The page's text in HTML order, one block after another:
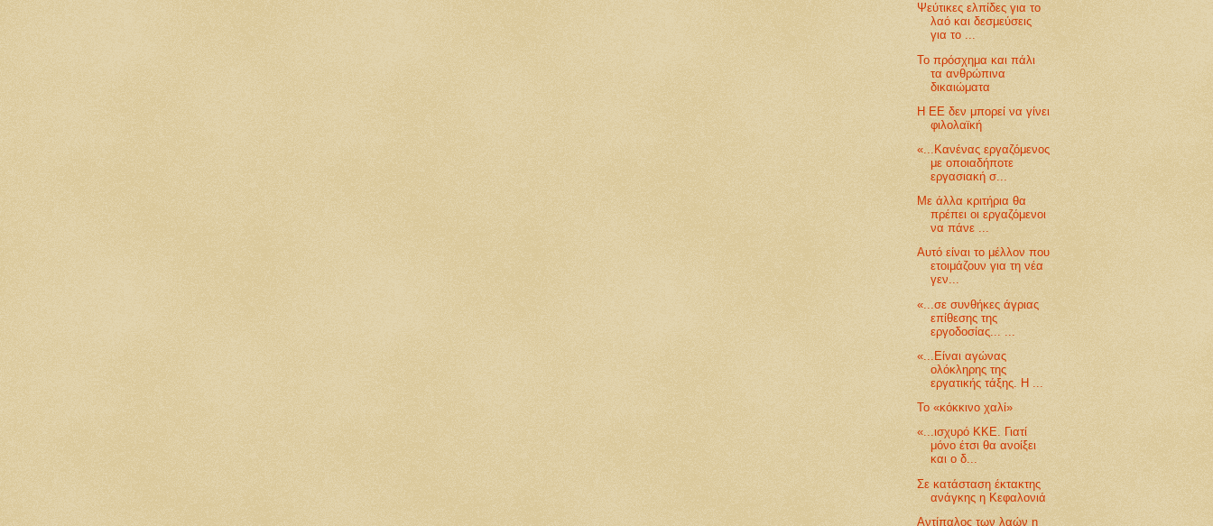
Ψεύτικες ελπίδες για το
λαό και δεσμεύσεις
για το ...
Το πρόσχημα και πάλι
τα ανθρώπινα
δικαιώματα
Η ΕΕ δεν μπορεί να γίνει
φιλολαϊκή
«...Κανένας εργαζόμενος
με οποιαδήποτε
εργασιακή σ...
Με άλλα κριτήρια θα
πρέπει οι εργαζόμενοι
να πάνε ...
Αυτό είναι το μέλλον που
ετοιμάζουν για τη νέα
γεν...
«...σε συνθήκες άγριας
επίθεσης της
εργοδοσίας... ...
«...Είναι αγώνας
ολόκληρης της
εργατικής τάξης. Η ...
Το «κόκκινο χαλί»
«...ισχυρό ΚΚΕ. Γιατί
μόνο έτσι θα ανοίξει
και ο δ...
Σε κατάσταση έκτακτης
ανάγκης η Κεφαλονιά
Αντίπαλος των λαών η